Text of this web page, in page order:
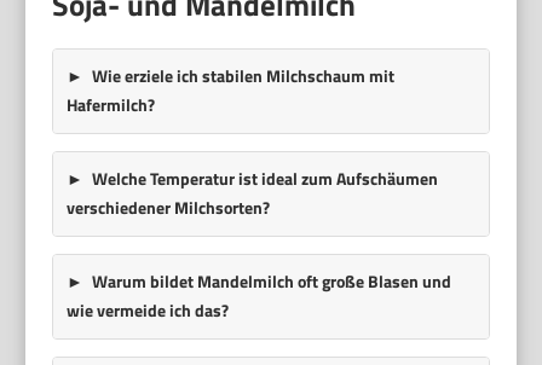
Wie erziele ich stabilen Milchschaum mit
Hafermilch?
Welche Temperatur ist ideal zum Aufschäumen
verschiedener Milchsorten?
Warum bildet Mandelmilch oft große Blasen und
wie vermeide ich das?